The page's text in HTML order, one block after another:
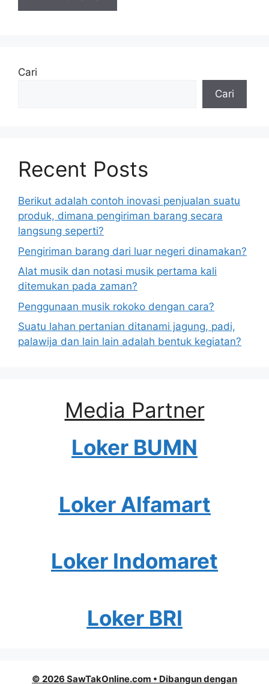
Cari
Cari
Recent Posts
Berikut adalah contoh inovasi penjualan suatu
produk, dimana pengiriman barang secara
langsung seperti?
Pengiriman barang dari luar negeri dinamakan?
Alat musik dan notasi musik pertama kali
ditemukan pada zaman?
Penggunaan musik rokoko dengan cara?
Suatu lahan pertanian ditanami jagung, padi,
palawija dan lain lain adalah bentuk kegiatan?
Media Partner
Loker BUMN
Loker Alfamart
Loker Indomaret
Loker BRI
© 2026 SawTakOnline.com • Dibangun dengan